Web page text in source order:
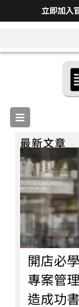
立即加入
最新文章
開店必
專案管
造成功